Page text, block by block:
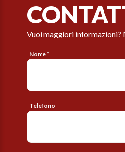
Vuoi maggiori informazioni?
Nome *
Telefono